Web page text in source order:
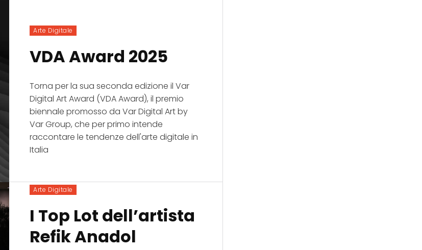
Arte Digitale
VDA Award 2025
Torna per la sua seconda edizione il Var
Digital Art Award (VDA Award), il premio
biennale promosso da Var Digital Art by
Var Group, che per primo intende
raccontare le tendenze dell'arte digitale in
Italia
Arte Digitale
I Top Lot dell’artista
Refik Anadol